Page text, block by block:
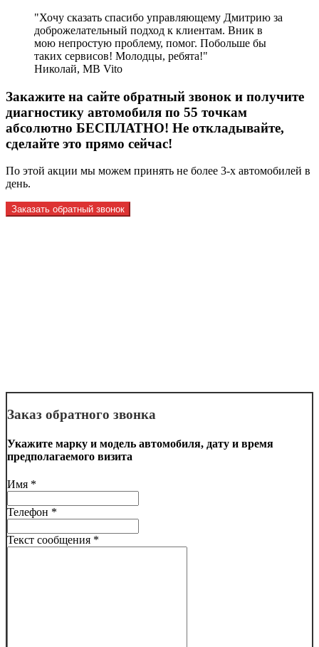
Хочу сказать спасибо управляющему Дмитрию за
доброжелательный подход к клиентам. Вник в
мою непростую проблему, помог. Побольше бы
таких сервисов! Молодцы, ребята!
Николай, MB Vito
Закажите на сайте обратный звонок и получите
диагностику автомобиля по 55 точкам
абсолютно БЕСПЛАТНО! Не откладывайте,
сделайте это прямо сейчас!
По этой акции мы можем принять не более 3-х автомобилей в
день.
Заказать обратный звонок
Заказ обратного звонка
Укажите марку и модель автомобиля, дату и время
предполагаемого визита
Имя *
Телефон *
Текст сообщения *